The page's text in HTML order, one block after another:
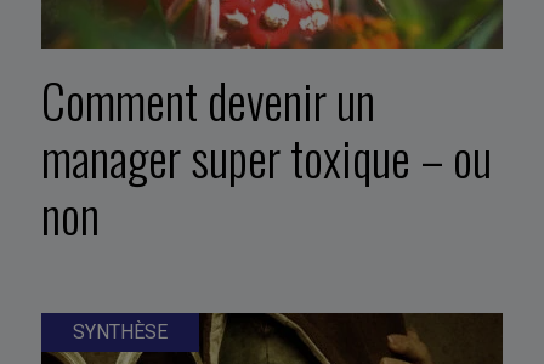
Comment devenir un
manager super toxique – ou
non
SYNTHÈSE